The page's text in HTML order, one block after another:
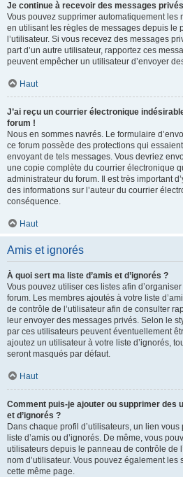
Je continue à recevoir des messages
Vous pouvez supprimer automatiquement les
en utilisant les règles de messages depuis le
l’utilisateur. Si vous recevez des messages
part d’un autre utilisateur, rapportez ces
peuvent empêcher un utilisateur d’envoyer
Haut
J’ai reçu un courrier électronique
forum !
Nous en sommes navrés. Le formulaire
ce forum possède des protections qui
envoyant de tels messages. Vous devriez
une copie complète du courrier électronique
administrateur du forum. Il est très important
des informations sur l’auteur du courrier
conséquence.
Haut
Amis et ignorés
À quoi sert ma liste d’amis et d’ignorés ?
Vous pouvez utiliser ces listes afin
forum. Les membres ajoutés à votre liste
de contrôle de l’utilisateur afin de consulter
leur envoyer des messages privés. Selon le
par ces utilisateurs peuvent éventuellement
ajoutez un utilisateur à votre liste d’ignorés,
seront masqués par défaut.
Haut
Comment puis-je ajouter ou supprimer des
et d’ignorés ?
Dans chaque profil d’utilisateurs, un lien
liste d’amis ou d’ignorés. De même, vous
utilisateurs depuis le panneau de contrôle de
nom d’utilisateur. Vous pouvez également
cette même page.